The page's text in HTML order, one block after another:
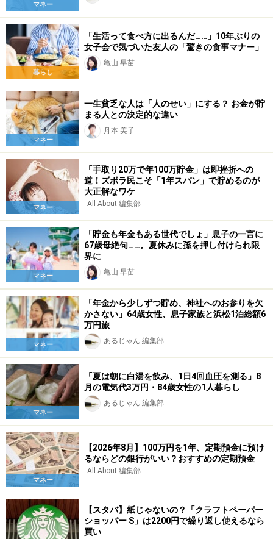
マネー
暮らし
「生活って食べ方に出るんだ……」10年ぶりの
女子会で気づいた友人の「驚きの食事マナー」
亀山 早苗
マネー
一生貧乏な人は「人のせい」にする？ お金が貯
まる人との決定的な違い
舟本 美子
マネー
「手取り20万で年100万貯金」は即挫折への
道！ズボラ民こそ「1年スパン」で貯めるのが
大正解なワケ
All About 編集部
マネー
「貯金も年金もある世代でしょ」息子の一言に
67歳母絶句……。夏休みに孫を押し付けられ限
界に
亀山 早苗
マネー
「年金から少しずつ貯め、神社へのお参りを欠
かさない」64歳女性、息子家族と浜松1泊総額6
万円旅
あるじゃん 編集部
マネー
「夏は朝に白湯を飲み、1日4回血圧を測る」8
月の電気代3万円・84歳女性の1人暮らし
あるじゃん 編集部
マネー
【2026年8月】100万円を1年、定期預金に預け
るならどの銀行がいい？おすすめの定期預金
All About 編集部
【スタバ】紙じゃないの？「クラフトペーパー
ショッパー S」は2200円で繰り返し使えるなら
買い